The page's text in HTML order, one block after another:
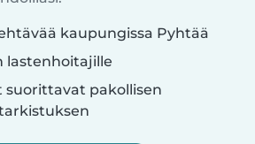
kaupungissa Pyhtää
lastenhoitajille
suorittavat pakollisen